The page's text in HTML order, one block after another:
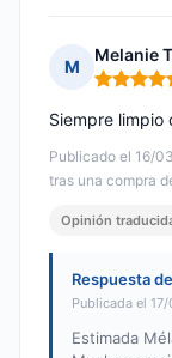
M
Melanie
Nota: 5
Publicado el 16/
tras una compra
Siempre
Opinión
Respuesta
Publicada el
Estimada